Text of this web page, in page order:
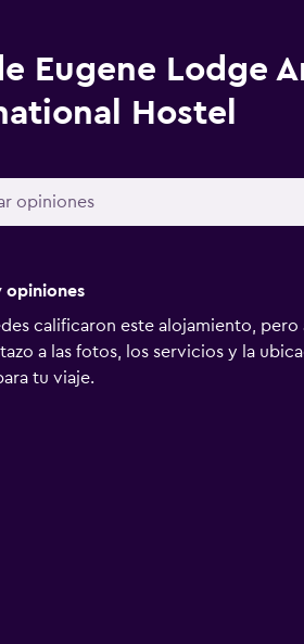
Eugene Lodge
Hostel
opiniones
calificaron este alojamiento,
a las fotos, los servicios y la
tu viaje.